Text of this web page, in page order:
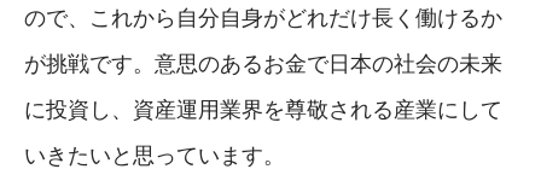
ので、これから自分自身がどれだけ長く働けるか
が挑戦です。意思のあるお金で日本の社会の未来
に投資し、資産運用業界を尊敬される産業にして
いきたいと思っています。